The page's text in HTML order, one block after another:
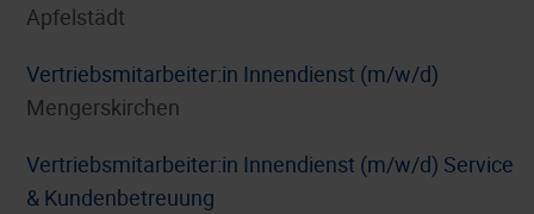
Apfelstädt
Vertriebsmitarbeiter:in Innendienst (m/w/d)
Mengerskirchen
Vertriebsmitarbeiter:in Innendienst (m/w/d) Service
& Kundenbetreuung